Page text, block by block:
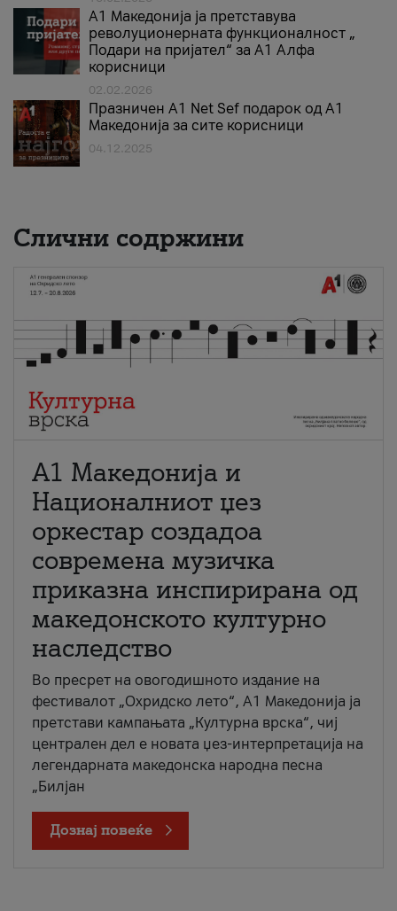
А1 Македонија ја претставува
револуционерната функционалност „
Подари на пријател“ за А1 Алфа
корисници
02.02.2026
Празничен A1 Net Sеf подарок од А1
Македонија за сите корисници
04.12.2025
Слични содржини
А1 Македонија и
Националниот џез
оркестар создадоа
современа музичка
приказна инспирирана од
македонското културно
наследство
Во пресрет на овогодишното издание на
фестивалот „Охридско лето“, А1 Македонија ја
претстави кампањата „Културна врска“, чиј
централен дел е новата џез-интерпретација на
легендарната македонска народна песна
„Билјан
Дознај повеќе